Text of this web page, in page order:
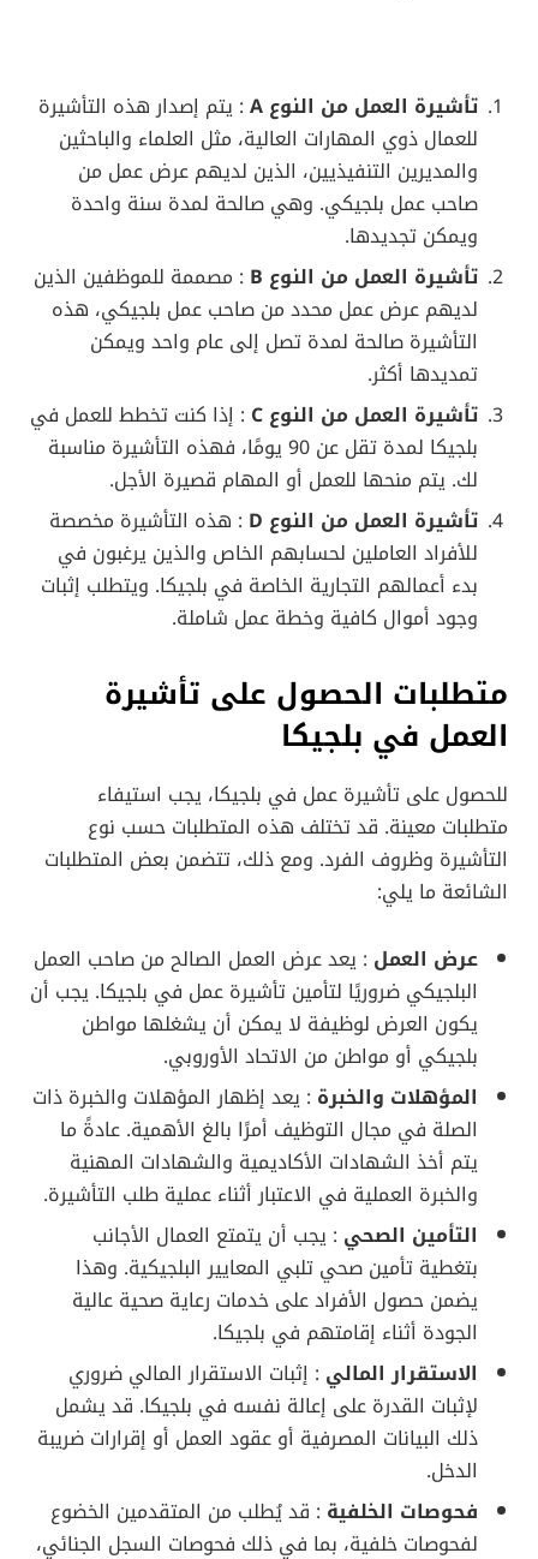
تأشيرة العمل من النوع A
: يتم إصدار هذه التأشيرة
للعمال ذوي المهارات العالية، مثل العلماء والباحثين
والمديرين التنفيذيين، الذين لديهم عرض عمل من
صاحب عمل بلجيكي. وهي صالحة لمدة سنة واحدة
ويمكن تجديدها.
تأشيرة العمل من النوع B
: مصممة للموظفين الذين
لديهم عرض عمل محدد من صاحب عمل بلجيكي، هذه
التأشيرة صالحة لمدة تصل إلى عام واحد ويمكن
تمديدها أكثر.
تأشيرة العمل من النوع C
: إذا كنت تخطط للعمل في
بلجيكا لمدة تقل عن 90 يومًا، فهذه التأشيرة مناسبة
لك. يتم منحها للعمل أو المهام قصيرة الأجل.
تأشيرة العمل من النوع D
: هذه التأشيرة مخصصة
للأفراد العاملين لحسابهم الخاص والذين يرغبون في
بدء أعمالهم التجارية الخاصة في بلجيكا. ويتطلب إثبات
وجود أموال كافية وخطة عمل شاملة.
متطلبات الحصول على تأشيرة
العمل في بلجيكا
للحصول على تأشيرة عمل في بلجيكا، يجب استيفاء
متطلبات معينة. قد تختلف هذه المتطلبات حسب نوع
التأشيرة وظروف الفرد. ومع ذلك، تتضمن بعض المتطلبات
الشائعة ما يلي:
عرض العمل : يعد عرض العمل الصالح من صاحب العمل
البلجيكي ضروريًا لتأمين تأشيرة عمل في بلجيكا. يجب أن
يكون العرض لوظيفة لا يمكن أن يشغلها مواطن
بلجيكي أو مواطن من الاتحاد الأوروبي.
المؤهلات والخبرة : يعد إظهار المؤهلات والخبرة ذات
الصلة في مجال التوظيف أمرًا بالغ الأهمية. عادةً ما
يتم أخذ الشهادات الأكاديمية والشهادات المهنية
والخبرة العملية في الاعتبار أثناء عملية طلب التأشيرة.
التأمين الصحي : يجب أن يتمتع العمال الأجانب
بتغطية تأمين صحي تلبي المعايير البلجيكية. وهذا
يضمن حصول الأفراد على خدمات رعاية صحية عالية
الجودة أثناء إقامتهم في بلجيكا.
الاستقرار المالي : إثبات الاستقرار المالي ضروري
لإثبات القدرة على إعالة نفسه في بلجيكا. قد يشمل
ذلك البيانات المصرفية أو عقود العمل أو إقرارات ضريبة
الدخل.
فحوصات الخلفية : قد يُطلب من المتقدمين الخضوع
لفحوصات خلفية، بما في ذلك فحوصات السجل الجنائي،